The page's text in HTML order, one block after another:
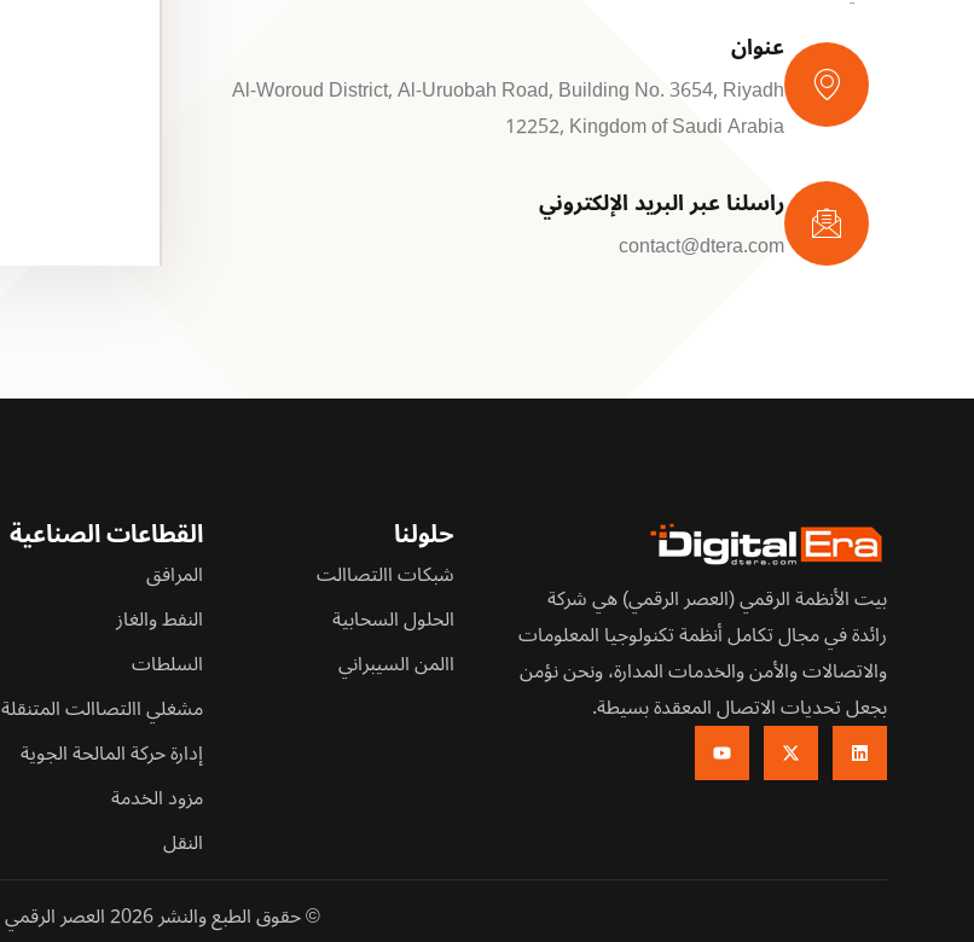
عنوان
Al-Woroud District, Al-Uruobah Road, Building No. 3654, Riyadh
12252, Kingdom of Saudi Arabia
راسلنا عبر البريد الإلكتروني
contact@dtera.com
بيت الأنظمة الرقمي (العصر الرقمي) هي شركة
رائدة في مجال تكامل أنظمة تكنولوجيا المعلومات
والاتصالات والأمن والخدمات المدارة، ونحن نؤمن
بجعل تحديات الاتصال المعقدة بسيطة.
حلولنا
شبكات االتصاالت
الحلول السحابية
االمن السيبراني
القطاعات الصناعية
المرافق
النفط والغاز
السلطات
مشغلي االتصاالت المتنقلة
إدارة حركة المالحة الجوية
مزود الخدمة
النقل
© حقوق الطبع والنشر 2026 العصر الرقمي